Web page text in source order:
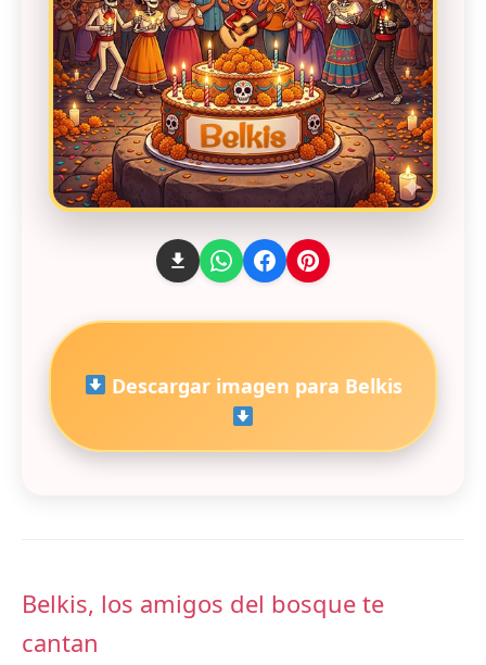
Descargar imagen para Belkis
Belkis, los amigos del bosque te
cantan